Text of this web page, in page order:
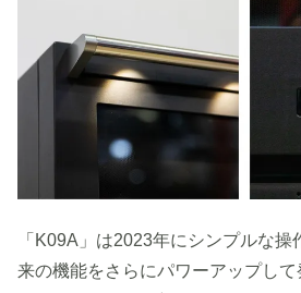
「K09A」は2023年にシンプルな操
来の機能をさらにパワーアップし